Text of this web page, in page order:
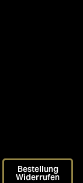
Bestellung
Widerrufen